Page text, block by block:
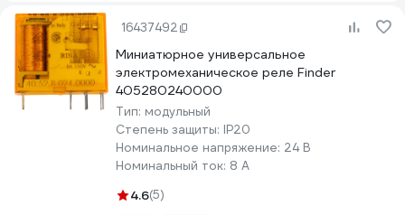
16437492
Миниатюрное универсальное
электромеханическое реле Finder
405280240000
Тип: модульный
Степень защиты: IP20
Номинальное напряжение: 24 В
Номинальный ток: 8 А
4.6(5)